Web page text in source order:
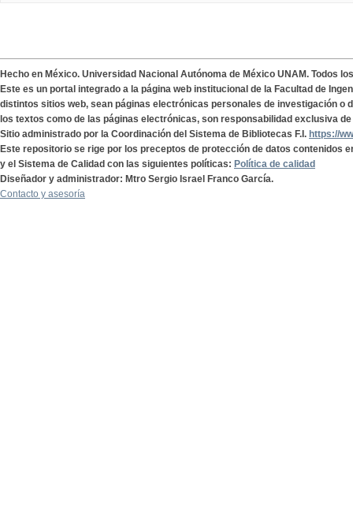
Hecho en México. Universidad Nacional Autónoma de México UNAM. Todos
Este es un portal integrado a la página web institucional de la Facultad de
distintos sitios web, sean páginas electrónicas personales de investigación o
los textos como de las páginas electrónicas, son responsabilidad exclusiva
Sitio administrado por la Coordinación del Sistema de Bibliotecas F.I. https://
Este repositorio se rige por los preceptos de protección de datos contenidos
y el Sistema de Calidad con las siguientes políticas: Política de calidad
Diseñador y administrador: Mtro Sergio Israel Franco García.
Contacto y asesoría